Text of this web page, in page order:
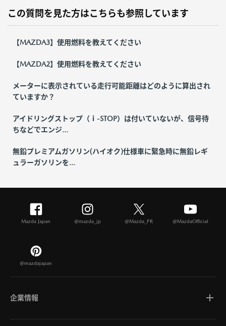
この質問を見た方はこちらも参照しています
【MAZDA3】使用燃料を教えてください
【MAZDA2】使用燃料を教えてください
メーターに表示されている走行可能距離はどのように算出され
ていますか？
アイドリングストップ（ｉ-STOP）は付いていないが、信号待
ちなどでエンジ...
無鉛プレミアムガソリン(ハイオク)仕様車に緊急時に無鉛レギ
ュラーガソリンを...
Mazda Japan @mazda_jp @Mazda_PR @MazdaOfficial
@mazdajapan
企業情報